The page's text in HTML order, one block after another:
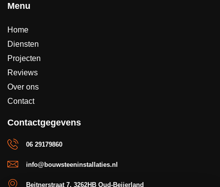
Menu
Home
Diensten
Projecten
Reviews
Over ons
Contact
Contactgegevens
06 29179860
info@bouwsteeninstallaties.nl
Beitnerstraat 7, 3262HB Oud-Beijerland